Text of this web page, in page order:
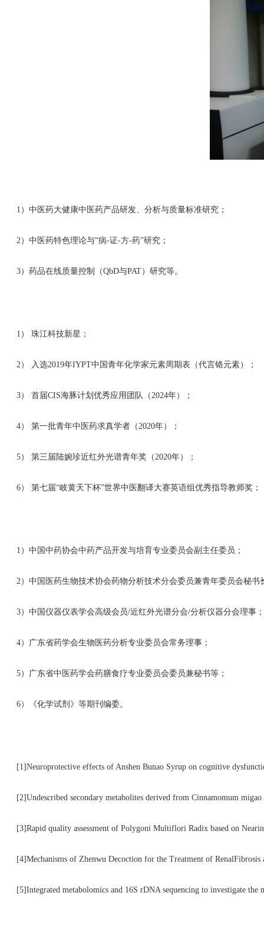
1）中医药大健康中医药产品研发、分析与质量标准研究；
2）中医药特色理论与“病-证-方-药”研究；
3）药品在线质量控制（QbD与PAT）研究等。
1） 珠江科技新星；
2） 入选2019年IYPT中国青年化学家元素周期表（代言铬元素）；
3） 首届CIS海豚计划优秀应用团队（2024年）；
4） 第一批青年中医药求真学者（2020年）；
5） 第三届陆婉珍近红外光谱青年奖（2020年）；
6） 第七届“岐黄天下杯”世界中医翻译大赛英语组优秀指导教师奖；
1）中国中药协会中药产品开发与培育专业委员会副主任委员；
2）中国医药生物技术协会药物分析技术分会委员兼青年委员会秘书
3）中国仪器仪表学会高级会员/近红外光谱分会/分析仪器分会理事；
4）广东省药学会生物医药分析专业委员会常务理事；
5）广东省中医药学会药膳食疗专业委员会委员兼秘书等；
6）《化学试剂》等期刊编委。
[1]Neuroprotective effects of Anshen Bunao Syrup on cognitive
[2]Undescribed secondary metabolites derived from Cinnamomum
[3]Rapid quality assessment of Polygoni Multiflori Radix based on
[4]Mechanisms of Zhenwu Decoction for the Treatment of
[5]Integrated metabolomics and 16S rDNA sequencing to investigate